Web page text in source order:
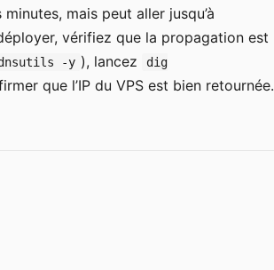
mais peut aller jusqu’à
vérifiez que la propagation est
-y ), lancez
dig
que l’IP du VPS est bien retournée.